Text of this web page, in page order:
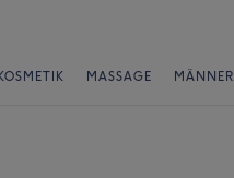
KOSMETIK MASSAGE MÄNNER